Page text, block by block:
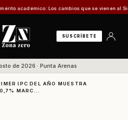
Los cambios que se vienen al Sistema de
SUSCRÍBETE
de 2026 · Punta Arenas
IPC DEL AÑO MUESTRA
MARC...